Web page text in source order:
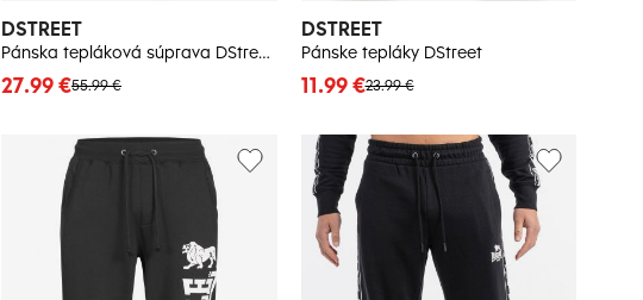
DSTREET
Pánska tepláková súprava DStreet AX
55.99 €
27.99 €
DSTREET
Pánske tepláky DStreet
23.99 €
11.99 €